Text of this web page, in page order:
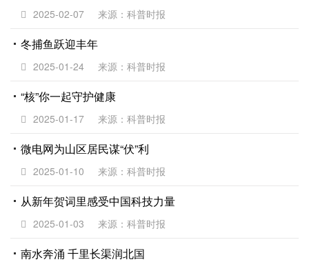
2025-02-07 来源：科普时报
冬捕鱼跃迎丰年
2025-01-24 来源：科普时报
“核”你一起守护健康
2025-01-17 来源：科普时报
微电网为山区居民谋“伏”利
2025-01-10 来源：科普时报
从新年贺词里感受中国科技力量
2025-01-03 来源：科普时报
南水奔涌 千里长渠润北国